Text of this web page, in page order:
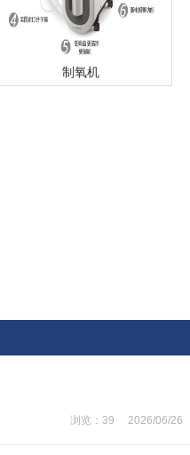
制氧机
浏览：39 2026/06/26